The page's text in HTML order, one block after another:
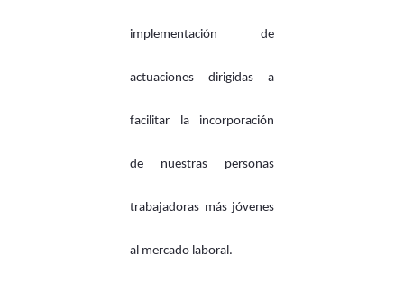
implementación de
actuaciones dirigidas a
facilitar la incorporación
de nuestras personas
trabajadoras más jóvenes
al mercado laboral.